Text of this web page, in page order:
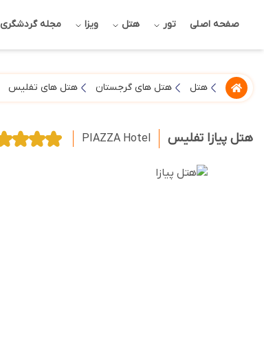
صفحه اصلی تور هتل ویزا مجله گردشگری
هتل هتل های گرجستان هتل های تفلیس
هتل پیازا تفلیس PIAZZA Hotel